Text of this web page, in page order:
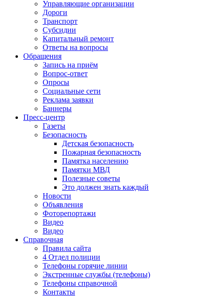
Управляющие организации
Дороги
Транспорт
Субсидии
Капитальный ремонт
Ответы на вопросы
Обращения
Запись на приём
Вопрос-ответ
Опросы
Социальные сети
Реклама заявки
Баннеры
Пресс-центр
Газеты
Безопасность
Детская безопасность
Пожарная безопасность
Памятка населению
Памятки МВД
Полезные советы
Это должен знать каждый
Новости
Объявления
Фоторепортажи
Видео
Видео
Справочная
Правила сайта
4 Отдел полиции
Телефоны горячие линии
Экстренные службы (телефоны)
Телефоны справочной
Контакты